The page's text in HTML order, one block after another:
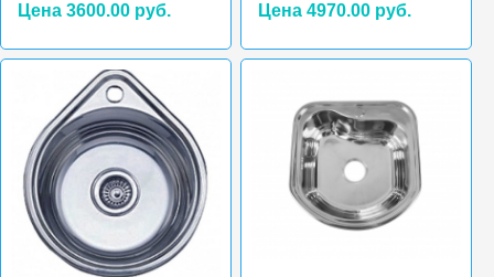
Цена 3600.00 руб. Цена 4970.00 руб.